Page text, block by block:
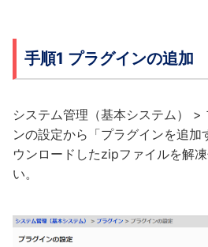
手順1 プラグインの追加
システム管理（基本システム） >
ンの設定から「プラグインを追
ウンロードしたzipファイルを解
い。